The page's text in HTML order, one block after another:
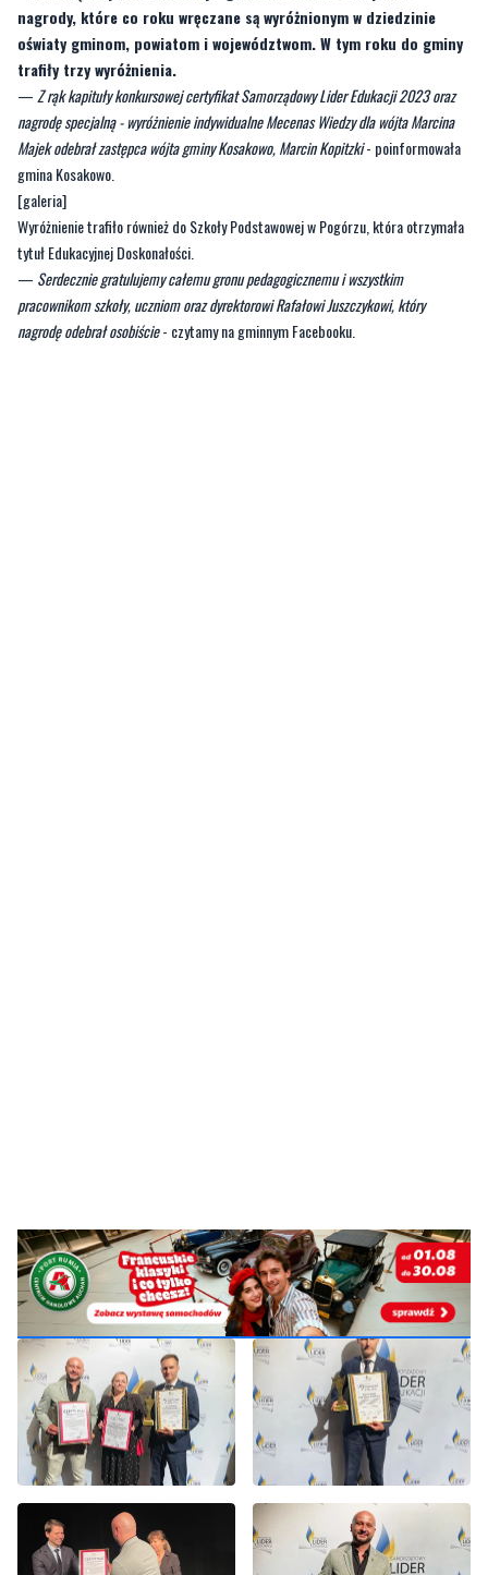
nagrody, które co roku wręczane są wyróżnionym w dziedzinie
oświaty gminom, powiatom i województwom. W tym roku do gminy
trafiły trzy wyróżnienia.
—Z rąk kapituły konkursowej certyfikat Samorządowy Lider Edukacji 2023 oraz
nagrodę specjalną - wyróżnienie indywidualne Mecenas Wiedzy dla wójta Marcina
Majek odebrał zastępca wójta gminy Kosakowo, Marcin Kopitzki- poinformowała
gmina Kosakowo.
[galeria]
Wyróżnienie trafiło również do Szkoły Podstawowej w Pogórzu, która otrzymała
tytuł Edukacyjnej Doskonałości.
— Serdecznie gratulujemy całemu gronu pedagogicznemu i wszystkim
pracownikom szkoły, uczniom oraz dyrektorowi Rafałowi Juszczykowi, który
nagrodę odebrał osobiście- czytamy na gminnym Facebooku.